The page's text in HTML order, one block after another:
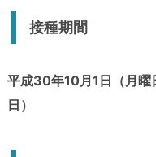
接種期間
平成30年10月1日（月曜
日）